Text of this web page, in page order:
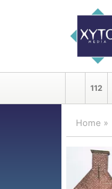
112
Home